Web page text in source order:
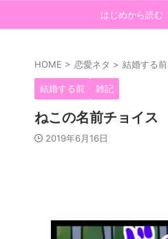
はじめから読む
HOME > 恋愛ネタ > 結婚する前
結婚する前 雑記
ねこの名前チョイス
2019年6月16日